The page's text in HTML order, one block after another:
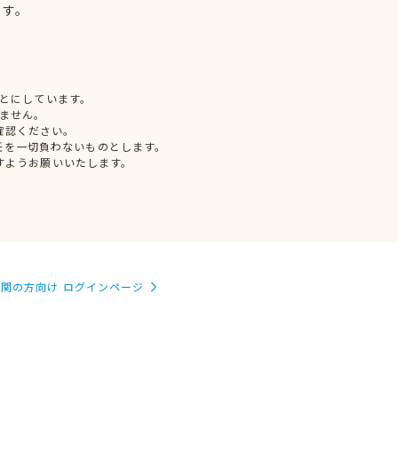
。
しています。
せん。
ください。
一切負わないものとします。
うお願いいたします。
の方向け ログインページ